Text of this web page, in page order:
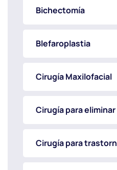
Bichectomía
Blefaroplastia
Cirugía Maxilofacial
Cirugía para eliminar
Cirugía para